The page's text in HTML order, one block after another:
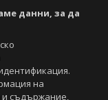
данни, за да
на
и съдържание,